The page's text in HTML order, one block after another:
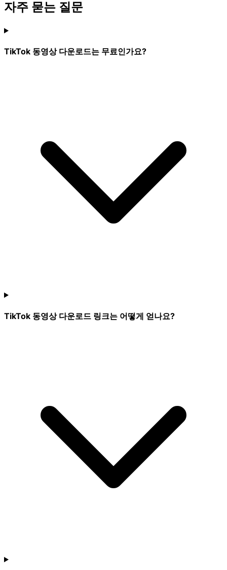
자주 묻는 질문
TikTok 동영상 다운로드는 무료인가요?
TikTok 동영상 다운로드 링크는 어떻게 얻나요?